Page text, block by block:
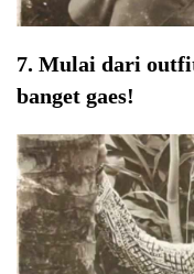
7. Mulai dari
banget gaes!